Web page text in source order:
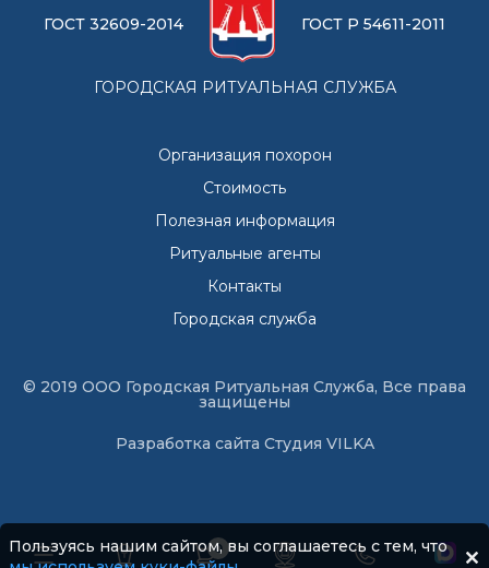
ГОСТ 32609-2014 ГОСТ Р 54611-2011
ГОРОДСКАЯ РИТУАЛЬНАЯ СЛУЖБА
Организация похорон
Стоимость
Полезная информация
Ритуальные агенты
Контакты
Городская служба
© 2019 ООО Городская Ритуальная Служба, Все права
защищены
Разработка сайта Студия VILKA
0
Пользуясь нашим сайтом, вы соглашаетесь с тем, что